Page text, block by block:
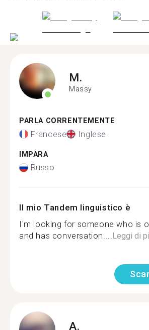
M.
Massy
PARLA CORRENTEMENTE
Francese Inglese
IMPARA
Russo
Il mio Tandem linguistico è
I'm looking for someone who is
and has conversation....Leggi di
A.